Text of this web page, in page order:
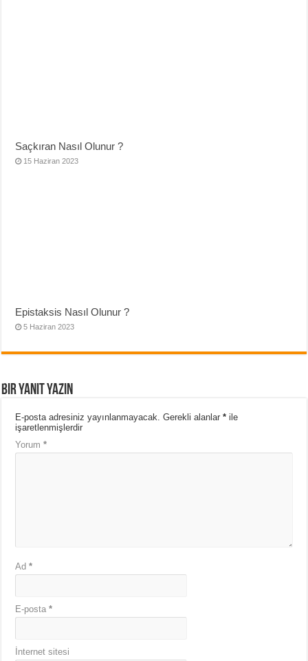
Saçkıran Nasıl Olunur ?
15 Haziran 2023
Epistaksis Nasıl Olunur ?
5 Haziran 2023
Bir yanıt yazın
E-posta adresiniz yayınlanmayacak. Gerekli alanlar* ile
işaretlenmişlerdir
Yorum*
Ad*
E-posta*
İnternet sitesi